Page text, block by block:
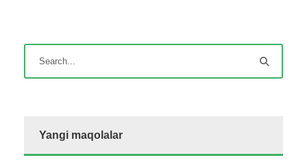
Yangi maqolalar